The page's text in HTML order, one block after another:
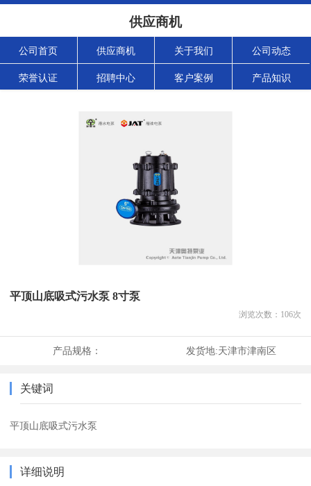
供应商机
公司首页 供应商机 关于我们 公司动态
荣誉认证 招聘中心 客户案例 产品知识
平顶山底吸式污水泵 8寸泵
浏览次数： 106次
产品规格： 发货地:天津市津南区
关键词
平顶山底吸式污水泵
详细说明